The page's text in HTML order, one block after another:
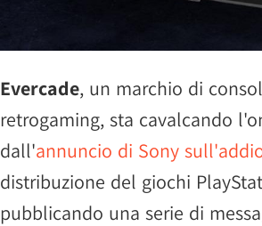
Evercade, un marchio di
retrogaming, sta cavalcando
dall'annuncio di Sony
distribuzione del giochi
pubblicando una serie di